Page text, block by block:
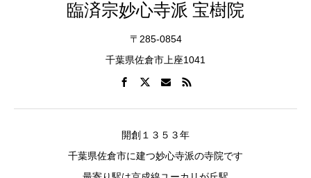
臨済宗妙心寺派 宝樹院
〒285-0854
千葉県佐倉市上座1041
開創１３５３年
千葉県佐倉市に建つ妙心寺派の寺院です